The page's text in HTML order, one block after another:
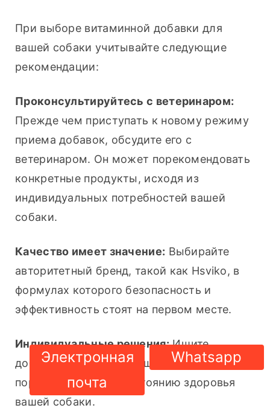
При выборе витаминной добавки для
вашей собаки учитывайте следующие
рекомендации:
Проконсультируйтесь с ветеринаром:
Прежде чем приступать к новому режиму
приема добавок, обсудите его с
ветеринаром. Он может порекомендовать
конкретные продукты, исходя из
индивидуальных потребностей вашей
собаки.
Качество имеет значение: Выбирайте
авторитетный бренд, такой как Hsviko, в
формулах которого безопасность и
эффективность стоят на первом месте.
Индивидуальные решения: Ищите
добавку, соответствующую возрасту,
породе, размеру и состоянию здоровья
вашей собаки.
Электронная
почта
Whatsapp